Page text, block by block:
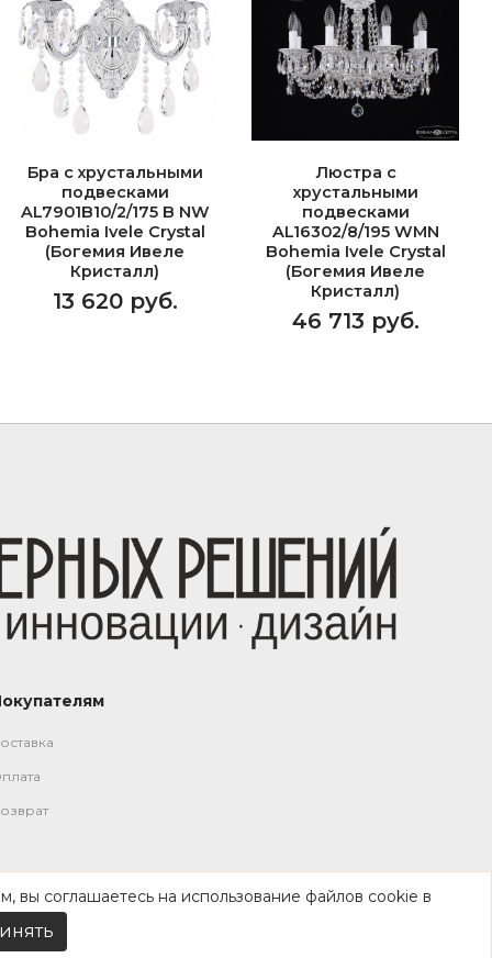
Бра с хрустальными
подвесками
AL7901B10/2/175 B NW
Bohemia Ivele Crystal
(Богемия Ивеле
Кристалл)
13 620 руб.
Люстра с
хрустальными
подвесками
AL16302/8/195 WMN
Bohemia Ivele Crystal
(Богемия Ивеле
Кристалл)
46 713 руб.
вы соглашаетесь на использование файлов cookie в